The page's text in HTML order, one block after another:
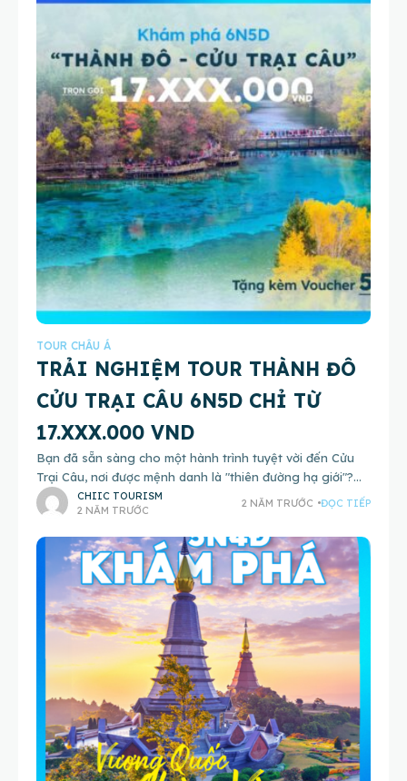
TOUR CHÂU Á
TRẢI NGHIỆM TOUR THÀNH ĐÔ
CỬU TRẠI CÂU 6N5D CHỈ TỪ
17.XXX.000 VND
Bạn đã sẵn sàng cho một hành trình tuyệt vời đến Cửu
Trại Câu, nơi được mệnh danh là "thiên đường hạ giới"?
Hãy để bản thân đắm chìm trong
CHIIC TOURISM
2 NĂM TRƯỚC
2 NĂM TRƯỚC ĐỌC TIẾP